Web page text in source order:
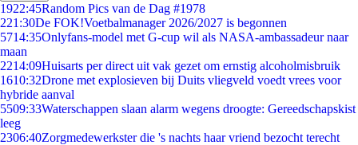
1922:45Random Pics van de Dag #1978
221:30De FOK!Voetbalmanager 2026/2027 is begonnen
5714:35Onlyfans-model met G-cup wil als NASA-ambassadeur naar
maan
2214:09Huisarts per direct uit vak gezet om ernstig alcoholmisbruik
1610:32Drone met explosieven bij Duits vliegveld voedt vrees voor
hybride aanval
5509:33Waterschappen slaan alarm wegens droogte: Gereedschapskist
leeg
2306:40Zorgmedewerkster die 's nachts haar vriend bezocht terecht